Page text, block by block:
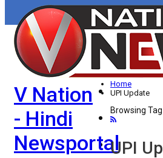
V Nation
- Hindi
Newsportal
HOME
ताज़ा खबरें
देश
विदेश
राज्य
उत्तर प्रदेश
Home
UPI Update
Browsing Tag
UPI